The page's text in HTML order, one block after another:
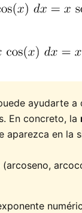
ayudarte
En concreto, la
aparezca en la